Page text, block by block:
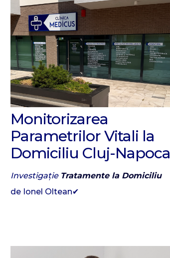
Monitorizarea
Parametrilor Vitali la
Domiciliu Cluj-Napoca
Investigație Tratamente la Domiciliu
de Ionel Oltean✔